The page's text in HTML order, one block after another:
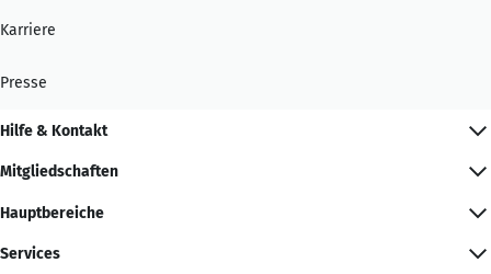
Karriere
Presse
Hilfe & Kontakt
Mitgliedschaften
Hauptbereiche
Services